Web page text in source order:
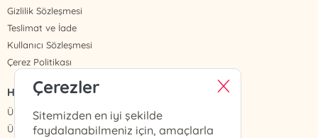
Gizlilik Sözleşmesi
Teslimat ve İade
Kullanıcı Sözleşmesi
Çerez Politikası
HIZLI ERİŞİM
Üye Ol
Üye Giriş
Çerezler
Sitemizden en iyi şekilde
faydalanabilmeniz için, amaçlarla